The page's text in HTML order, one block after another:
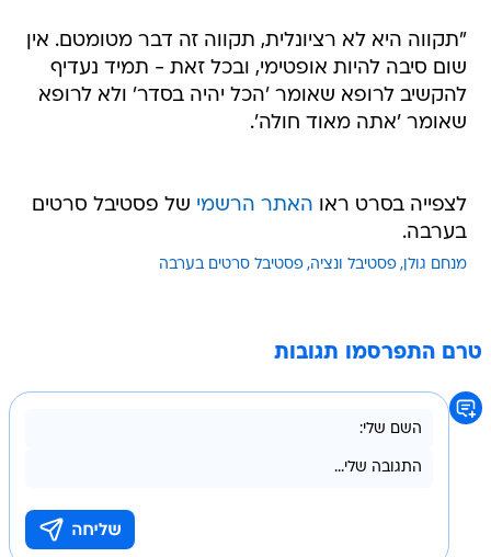
"תקווה היא לא רציונלית, תקווה זה דבר מטומטם. אין
שום סיבה להיות אופטימי, ובכל זאת - תמיד נעדיף
להקשיב לרופא שאומר 'הכל יהיה בסדר' ולא לרופא
שאומר 'אתה מאוד חולה'.
לצפייה בסרט ראו האתר הרשמי של פסטיבל סרטים
בערבה.
מנחם גולן פסטיבל ונציה פסטיבל סרטים בערבה
טרם התפרסמו תגובות